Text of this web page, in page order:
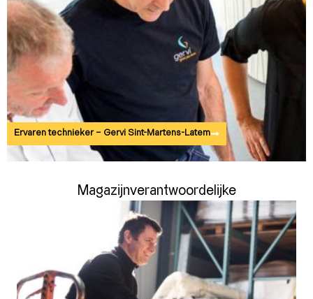
Ervaren technieker – Gervi Sint-Martens-Latem
Magazijnverantwoordelijke